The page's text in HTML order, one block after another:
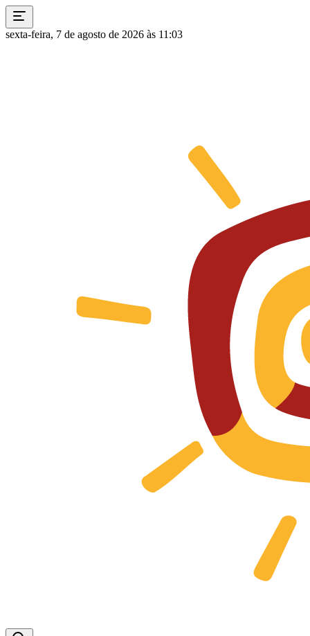
sexta-feira, 7 de agosto de 2026 às 11:03